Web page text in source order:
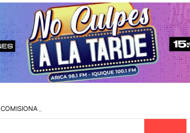
COMISIONADO PRESIDENCIAL MACROZONA NORTE